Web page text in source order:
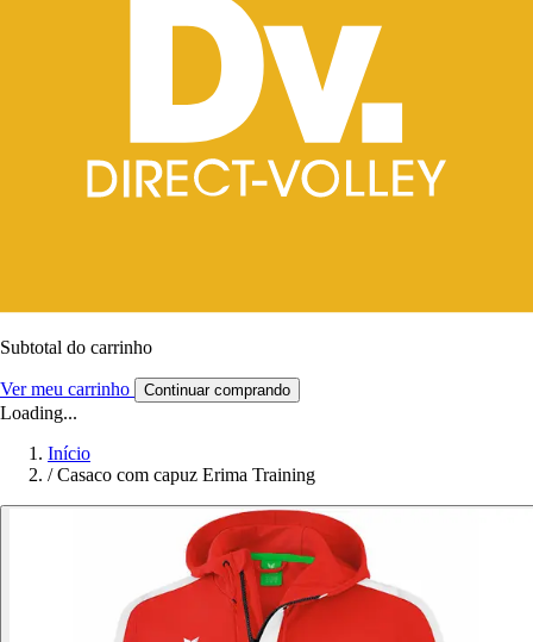
Subtotal do carrinho
Ver meu carrinho Continuar comprando
Loading...
Início
/ Casaco com capuz Erima Training